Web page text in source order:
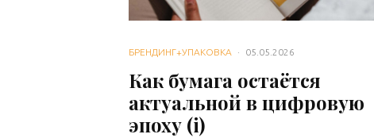
БРЕНДИНГ+УПАКОВКА · 05.05.2026
Как бумага остаётся
актуальной в цифровую
эпоху (i)